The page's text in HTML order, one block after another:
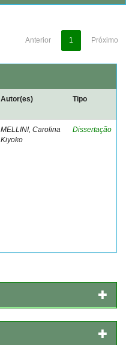
Anterior 1 Próximo
Autor(es) Tipo
MELLINI, Carolina
Kiyoko
Dissertação